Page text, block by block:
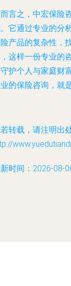
言之，中宏保险
它通过专业的分
产品的复杂性，
这样一份专业的
护个人与家庭财
的保险咨询，就
转载，请注明出
时间：2026-08-